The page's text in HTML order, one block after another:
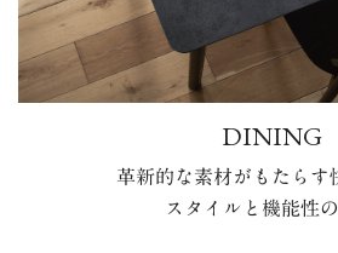
DINING
革新的な素材がもたらす
スタイルと機能性